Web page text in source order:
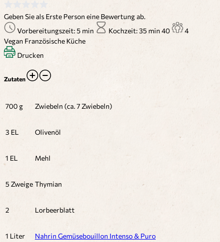
Geben Sie als Erste Person eine Bewertung ab.
Vorbereitungszeit: 5 min
Kochzeit: 35 min 40
4
Vegan Französische Küche
Drucken
Zutaten
700 g Zwiebeln (ca. 7 Zwiebeln)
3 EL Olivenöl
1 EL Mehl
5 Zweige Thymian
2 Lorbeerblatt
1 Liter Nahrin Gemüsebouillon Intenso & Puro